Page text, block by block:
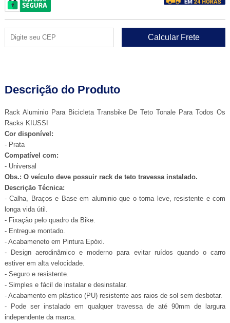
Descrição do Produto
Rack Aluminio Para Bicicleta Transbike De Teto Tonale Para Todos Os
Racks KIUSSI
Cor disponível:
- Prata
Compatível com:
- Universal
Obs.: O veículo deve possuir rack de teto travessa instalado.
Descrição Técnica:
- Calha, Braços e Base em aluminio que o torna leve, resistente e com
longa vida útil.
- Fixação pelo quadro da Bike.
- Entregue montado.
- Acabameneto em Pintura Epóxi.
- Design aerodinâmico e moderno para evitar ruídos quando o carro
estiver em alta velocidade.
- Seguro e resistente.
- Simples e fácil de instalar e desinstalar.
- Acabamento em plástico (PU) resistente aos raios de sol sem desbotar.
- Pode ser instalado em qualquer travessa de até 90mm de largura
independente da marca.